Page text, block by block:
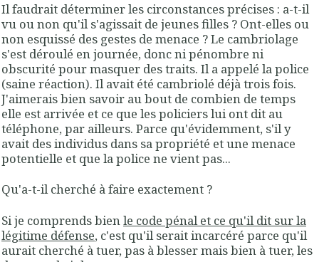
Il faudrait déterminer les circonstances précises : a-t-il
vu ou non qu'il s'agissait de jeunes filles ? Ont-elles ou
non esquissé des gestes de menace ? Le cambriolage
s'est déroulé en journée, donc ni pénombre ni
obscurité pour masquer des traits. Il a appelé la police
(saine réaction). Il avait été cambriolé déjà trois fois.
J'aimerais bien savoir au bout de combien de temps
elle est arrivée et ce que les policiers lui ont dit au
téléphone, par ailleurs. Parce qu'évidemment, s'il y
avait des individus dans sa propriété et une menace
potentielle et que la police ne vient pas...
Qu'a-t-il cherché à faire exactement ?
Si je comprends bien le code pénal et ce qu'il dit sur la
légitime défense, c'est qu'il serait incarcéré parce qu'il
aurait cherché à tuer, pas à blesser mais bien à tuer, les